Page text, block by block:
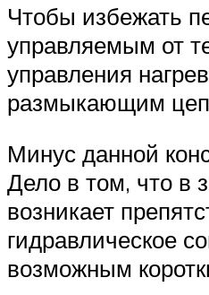
Чтобы избежать
управляемым от
управления
размыкающим
Минус данной
Дело в том, что в
возникает
гидравлическое
возможным